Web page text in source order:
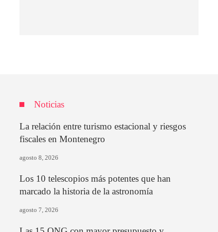
Noticias
La relación entre turismo estacional y riesgos
fiscales en Montenegro
agosto 8, 2026
Los 10 telescopios más potentes que han
marcado la historia de la astronomía
agosto 7, 2026